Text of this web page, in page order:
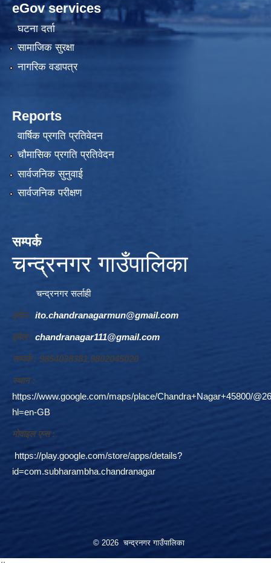
eGov services
घटना दर्ता
सामाजिक सुरक्षा
नागरिक वडापत्र
Reports
वार्षिक प्रगति प्रतिवेदन
चौमासिक प्रगति प्रतिवेदन
सार्वजनिक सुनुवाई
सार्वजनिक परीक्षण
सम्पर्क
चन्द्रनगर गाउँपालिका
चन्द्रनगर सर्लाही
इमेल : ito.chandranagarmun@gmail.com
इमेल : chandranagar111@gmail.com
सम्पर्क : 9854038381,9802045020
स्थान :
https://www.google.com/maps/place/Chandra+Nagar+45800/
hl=en-GB
माेवाइल एप्स :
https://play.google.com/store/apps/details?
id=com.subharambha.chandranagar
© 2026 चन्द्रनगर गाउँपालिका